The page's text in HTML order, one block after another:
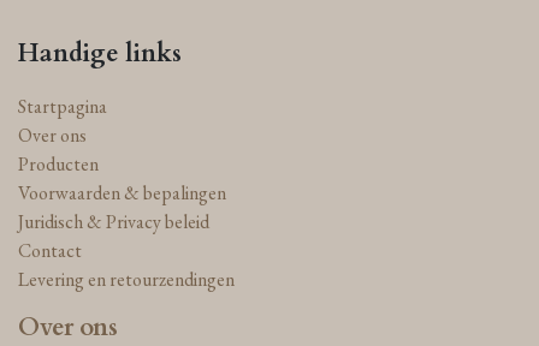
Handige links
Startpagina
Over ons
Producten
Voorwaarden & bepalingen
Juridisch & Privacy beleid
Contact
Levering en retourzendingen
Over ons